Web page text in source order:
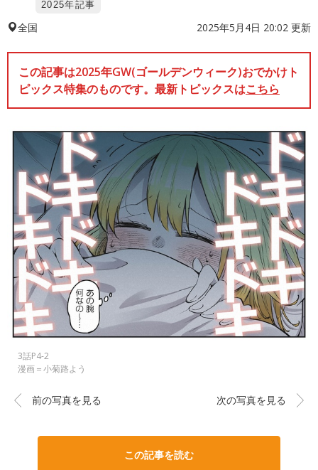
2025年記事
全国 2025年5月4日 20:02 更新
この記事は2025年GW(ゴールデンウィーク)おでかけト
ピックス特集のものです。最新トピックスはこちら
3話P4-2
漫画＝小菊路よう
前の写真を見る 次の写真を見る
この記事を読む